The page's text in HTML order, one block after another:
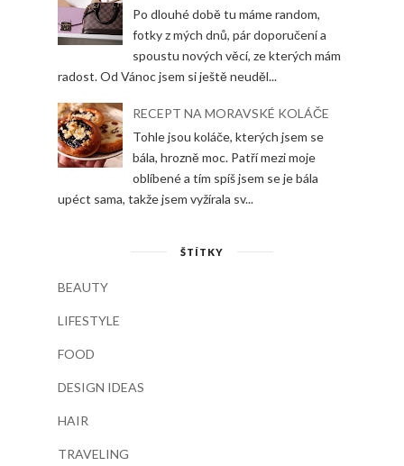
Po dlouhé době tu máme random,
fotky z mých dnů, pár doporučení a
spoustu nových věcí, ze kterých mám
radost. Od Vánoc jsem si ještě neuděl...
RECEPT NA MORAVSKÉ KOLÁČE
Tohle jsou koláče, kterých jsem se
bála, hrozně moc. Patří mezi moje
oblíbené a tím spíš jsem se je bála
upéct sama, takže jsem vyžírala sv...
ŠTÍTKY
BEAUTY
LIFESTYLE
FOOD
DESIGN IDEAS
HAIR
TRAVELING